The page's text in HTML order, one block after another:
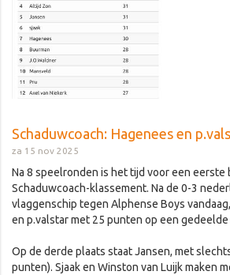
Schaduwcoach: Hagenees en
za 15 nov 2025
Na 8 speelronden is het tijd voor een eerste
Schaduwcoach-klassement. Na de 0-3
vlaggenschip tegen Alphense Boys
en p.valstar met 25 punten op een
Op de derde plaats staat Jansen, met
punten). Sjaak en Winston van Luijk maken